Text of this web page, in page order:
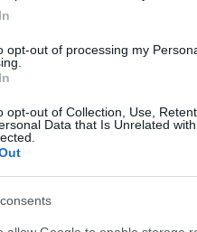
opt-out of processing my
opt-out of Collection, Use,
Data that Is Unrelated
Földvári Győző és
akkor mindössze 8
választási csalásával,
Ádám is csalással
nem lett
bizalmát és a